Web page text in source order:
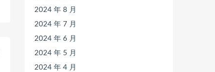
2024 年 8 月
2024 年 7 月
2024 年 6 月
2024 年 5 月
2024 年 4 月